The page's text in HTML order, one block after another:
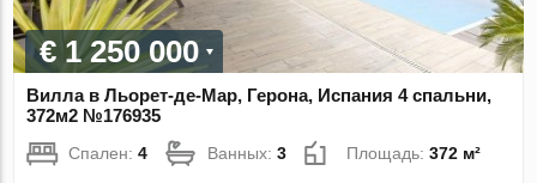
€ 1 250 000
Вилла в Льорет-де-Мар, Герона, Испания 4 спальни,
372м2 №176935
Спален:4 Ванных:3 Площадь:372 м²